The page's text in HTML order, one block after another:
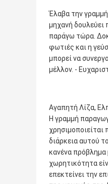
Έλαβα την
μηχανή δουλεύει
παράγω τώρα.
φωτιές και η
μπορεί να
μέλλον. -
Αγαπητή Λίζα,
Η γραμμή
χρησιμοποιείται
διάρκεια αυτού
κανένα πρόβλημα
χωρητικότητα
επεκτείνει την